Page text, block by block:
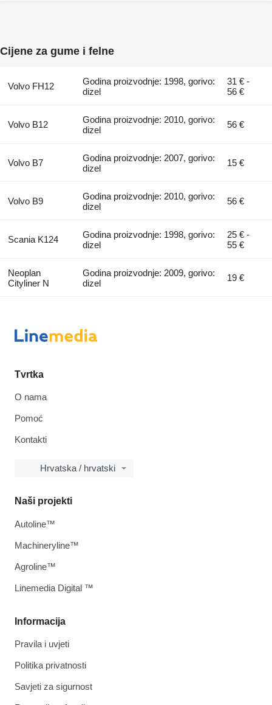
Cijene za gume i felne
Volvo FH12
Godina proizvodnje: 1998, gorivo:
dizel
31 € -
56 €
Volvo B12
Godina proizvodnje: 2010, gorivo:
dizel
56 €
Volvo B7
Godina proizvodnje: 2007, gorivo:
dizel
15 €
Volvo B9
Godina proizvodnje: 2010, gorivo:
dizel
56 €
Scania K124
Godina proizvodnje: 1998, gorivo:
dizel
25 € -
55 €
Neoplan
Cityliner N
Godina proizvodnje: 2009, gorivo:
dizel
19 €
Tvrtka
O nama
Pomoć
Kontakti
Hrvatska / hrvatski
Informacija
Pravila i uvjeti
Politika privatnosti
Savjeti za sigurnost
Naši projekti
Autoline™
Machineryline™
Agroline™
Linemedia Digital ™